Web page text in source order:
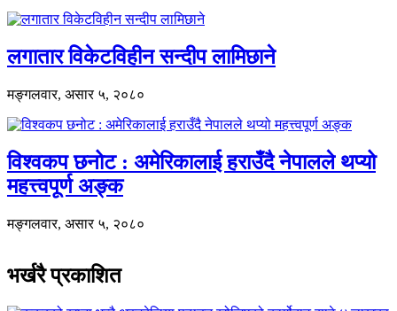
लगातार विकेटविहीन सन्दीप लामिछाने
मङ्गलवार, असार ५, २०८०
विश्वकप छनोट : अमेरिकालाई हराउँदै नेपालले थप्यो
महत्त्वपूर्ण अङ्क
मङ्गलवार, असार ५, २०८०
भर्खरै प्रकाशित